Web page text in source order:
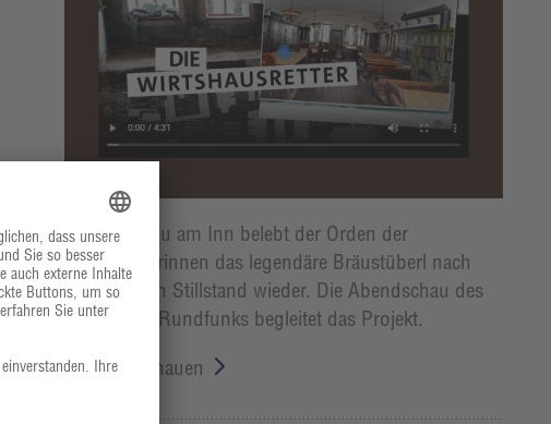
In Kloster Au am Inn belebt der Orden der
Franziskanerinnen das legendäre Bräustüberl nach
zwölf Jahren Stillstand wieder. Die Abendschau des
Bayrischen Rundfunks begleitet das Projekt.
Jetzt reinschauen